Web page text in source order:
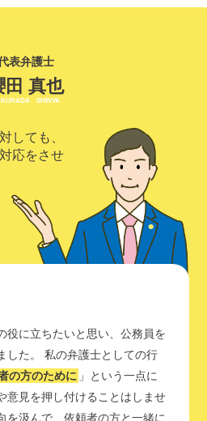
表弁護士
田 真也
SHINYA
しても、
応をさせ
役に立ちたいと思い、公務員を
した。 私の弁護士としての行
の方のために 」という一点に
意見を押し付けることはしませ
を汲んで、依頼者の方と一緒に